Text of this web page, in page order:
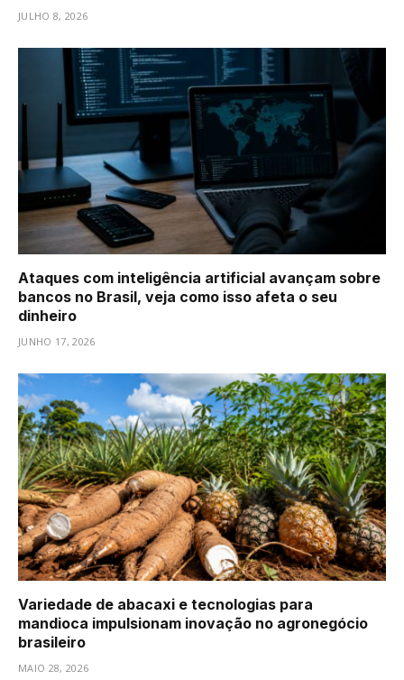
JULHO 8, 2026
Ataques com inteligência artificial avançam sobre
bancos no Brasil, veja como isso afeta o seu
dinheiro
JUNHO 17, 2026
Variedade de abacaxi e tecnologias para
mandioca impulsionam inovação no agronegócio
brasileiro
MAIO 28, 2026